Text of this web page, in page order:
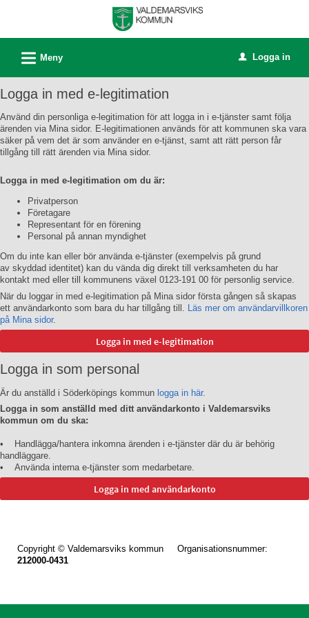
tjänster
-
Valdemarsviks
kommun
L Meny u Logga in
Logga in med e-legitimation
Använd din personliga e-legitimation för att logga in i e-tjänster samt följa
ärenden via Mina sidor. E-legitimationen används för att kommunen ska vara
säker på vem det är som använder en e-tjänst, samt att rätt person får
tillgång till rätt ärenden via Mina sidor.
Logga in med e-legitimation om du är:
Privatperson
Företagare
Representant för en förening
Personal på annan myndighet
Om du inte kan eller bör använda e-tjänster (exempelvis på grund
av skyddad identitet) kan du vända dig direkt till verksamheten du har
kontakt med eller till kommunens växel 0123-191 00 för personlig service.
När du loggar in med e-legitimation på Mina sidor första gången så skapas
ett användarkonto som bara du har tillgång till.
Läs mer om användarvillkoren
på Mina sidor.
Logga in som personal
Är du anställd i Söderköpings kommun logga in här.
Logga in som anställd med ditt användarkonto i Valdemarsviks
kommun om du ska:
• Handlägga/hantera inkomna ärenden i e-tjänster där du är behörig
handläggare.
• Använda interna e-tjänster som medarbetare.
Copyright © Valdemarsviks kommun Organisationsnummer:
212000-0431